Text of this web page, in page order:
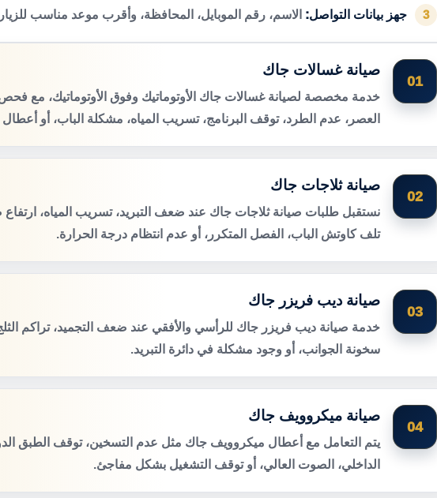
3 جهز بيانات التواصل: الاسم، رقم الموبايل، المحافظة، وأقرب موعد مناسب
01
صيانة غسالات جاك
خدمة مخصصة لصيانة غسالات جاك الأوتوماتيك وفوق الأوتوماتيك، مع
العصر، عدم الطرد، توقف البرنامج، تسريب المياه، مشكلة الباب، أو
02
صيانة ثلاجات جاك
نستقبل طلبات صيانة ثلاجات جاك عند ضعف التبريد، تسريب المياه،
تلف كاوتش الباب، الفصل المتكرر، أو عدم انتظام درجة الحرارة.
03
صيانة ديب فريزر جاك
خدمة صيانة ديب فريزر جاك للرأسي والأفقي عند ضعف التجميد، تراكم
سخونة الجوانب، أو وجود مشكلة في دائرة التبريد.
04
صيانة ميكروويف جاك
يتم التعامل مع أعطال ميكروويف جاك مثل عدم التسخين، توقف الطبق
الداخلي، الصوت العالي، أو توقف التشغيل بشكل مفاجئ.